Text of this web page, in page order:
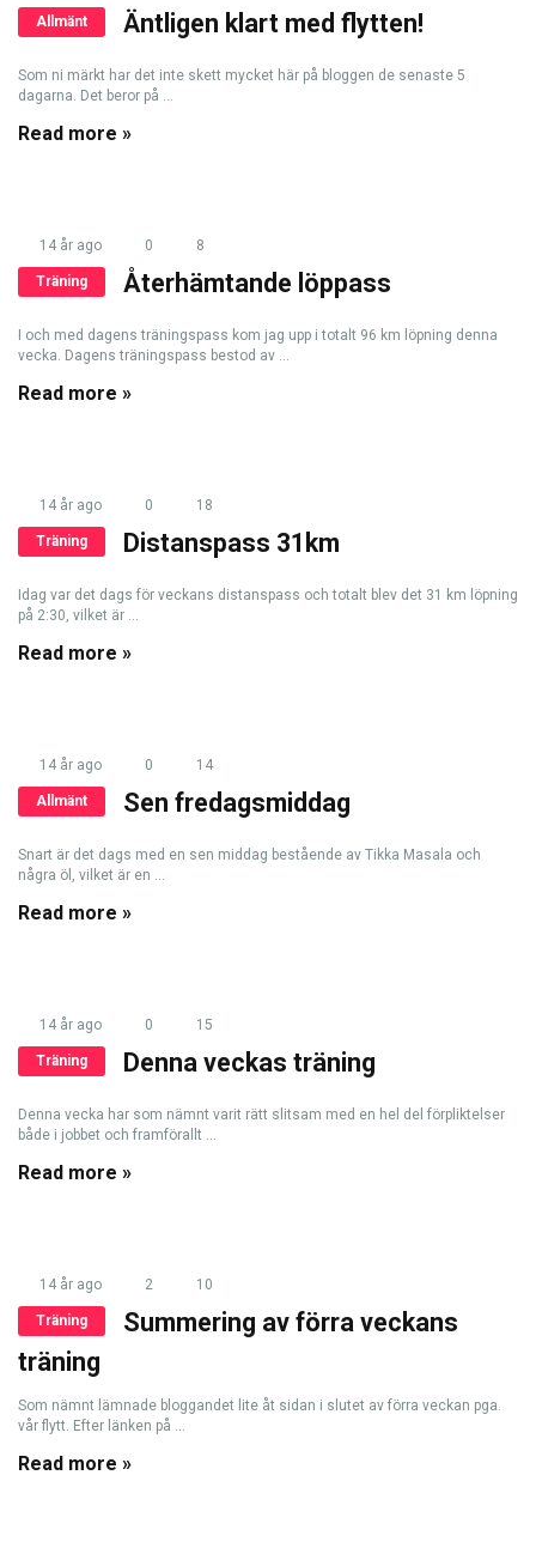
Allmänt Äntligen klart med flytten!
Som ni märkt har det inte skett mycket här på bloggen de senaste 5
dagarna. Det beror på ...
Read more »
14 år ago 0 8
Träning Återhämtande löppass
I och med dagens träningspass kom jag upp i totalt 96 km löpning denna
vecka. Dagens träningspass bestod av ...
Read more »
14 år ago 0 18
Träning Distanspass 31km
Idag var det dags för veckans distanspass och totalt blev det 31 km löpning
på 2:30, vilket är ...
Read more »
14 år ago 0 14
Allmänt Sen fredagsmiddag
Snart är det dags med en sen middag bestående av Tikka Masala och
några öl, vilket är en ...
Read more »
14 år ago 0 15
Träning Denna veckas träning
Denna vecka har som nämnt varit rätt slitsam med en hel del förpliktelser
både i jobbet och framförallt ...
Read more »
14 år ago 2 10
Träning
Summering av förra veckans
träning
Som nämnt lämnade bloggandet lite åt sidan i slutet av förra veckan pga.
vår flytt. Efter länken på ...
Read more »